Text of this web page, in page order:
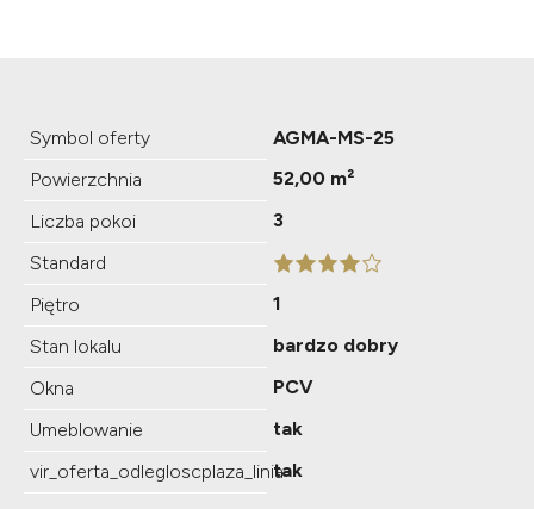
Symbol oferty
AGMA-MS-25
Powierzchnia
52,00 m²
Liczba pokoi
3
Standard
Piętro
1
Stan lokalu
bardzo dobry
Okna
PCV
Umeblowanie
tak
vir_oferta_odlegloscplaza_liniatak